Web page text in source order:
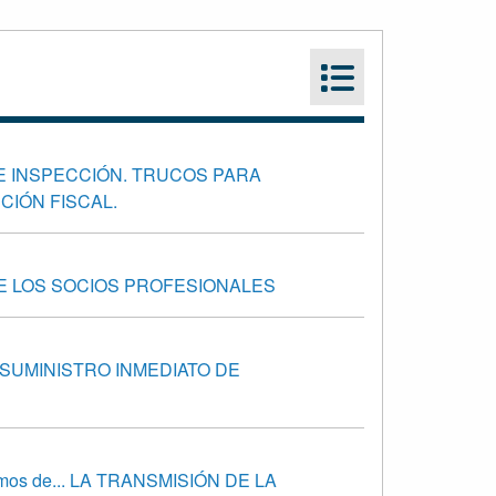
INSPECCIÓN. TRUCOS PARA
FISCAL.
LOS SOCIOS PROFESIONALES
INMEDIATO DE
de... LA TRANSMISIÓN DE LA